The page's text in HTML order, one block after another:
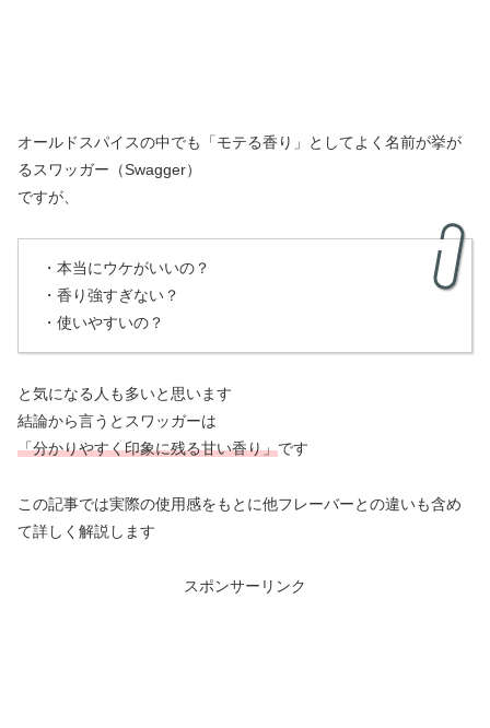
オールドスパイスの中でも「モテる香り」としてよく名前が挙が
るスワッガー（Swagger）
ですが、
・本当にウケがいいの？
・香り強すぎない？
・使いやすいの？
と気になる人も多いと思います
結論から言うとスワッガーは
「分かりやすく印象に残る甘い香り」です
この記事では実際の使用感をもとに他フレーバーとの違いも含め
て詳しく解説します
スポンサーリンク